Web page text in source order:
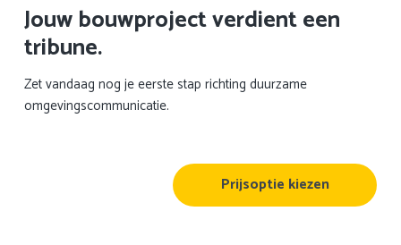
Jouw bouwproject verdient een
tribune.
Zet vandaag nog je eerste stap richting duurzame
omgevingscommunicatie.
Prijsoptie kiezen